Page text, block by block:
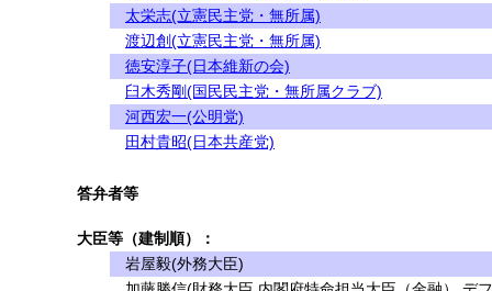
太栄志(立憲民主党・無所属)
渡辺創(立憲民主党・無所属)
徳安淳子(日本維新の会)
臼木秀剛(国民民主党・無所属クラブ)
河西宏一(公明党)
田村貴昭(日本共産党)
答弁者等
大臣等（建制順）：
岩屋毅(外務大臣)